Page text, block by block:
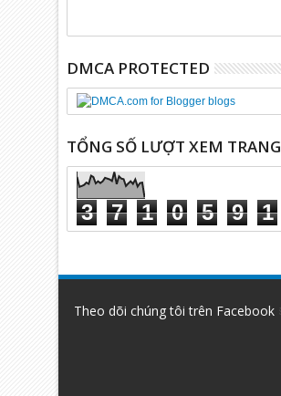
DMCA PROTECTED
TỔNG SỐ LƯỢT XEM TRANG
3 7 1 0 5 9 1
Theo dõi chúng tôi trên Facebook